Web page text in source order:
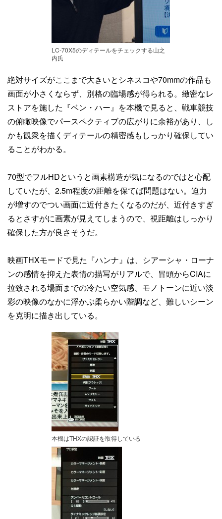
LC-70X5のディテールをチェックする山之
内氏
絶対サイズがここまで大きいとシネスコや70mmの作品も
画面が小さくならず、別格の臨場感が得られる。緻密なレ
ストアを施した『ベン・ハー』を本機で見ると、戦車競技
の俯瞰映像でパースペクティブの広がりに余裕があり、し
かも観衆を描くディテールの精密感もしっかり確保してい
ることがわかる。
70型でフルHDというと画素構造が気になるのではと心配
していたが、2.5m程度の距離を保てば問題はない。迫力
が増すのでつい画面に近付きたくなるのだが、近付きすぎ
るとさすがに画素が見えてしまうので、視距離はしっかり
確保した方が良さそうだ。
映画THXモードで見た『ハンナ』は、シアーシャ・ローナ
ンの感情を抑えた表情の描写がリアルで、冒頭からCIAに
拉致される場面までの冷たい空気感、モノトーンに近い淡
彩の映像のなかに浮かぶ柔らかい階調など、難しいシーン
を克明に描き出している。
本機はTHXの認証を取得している